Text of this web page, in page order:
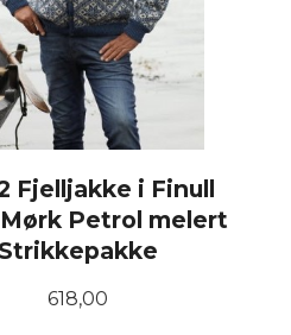
Fjelljakke i Finull
Petrol melert
Strikkepakke
Pris
618,00